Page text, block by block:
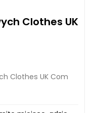
Clothes UK
Clothes UK Com